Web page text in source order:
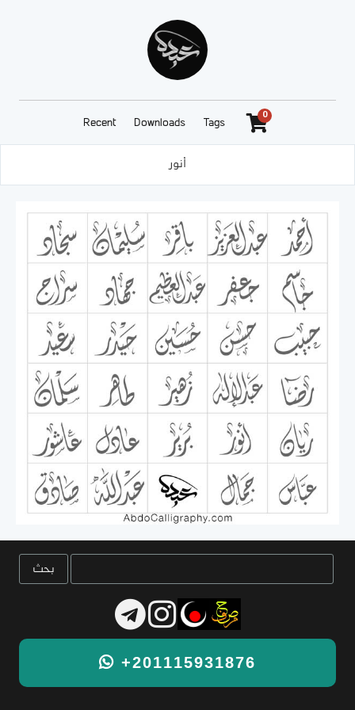
Recent Downloads Tags
0
أنور
+201115931876